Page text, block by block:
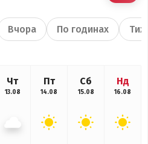
Вчора По годинах
Чт
13.08
Пт
14.08
Сб
15.08
Нд
16.08